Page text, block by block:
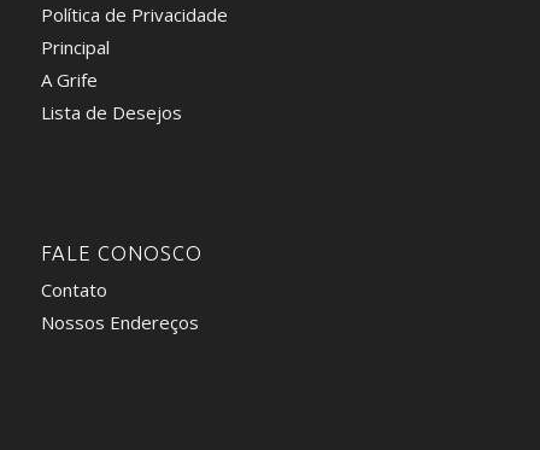
Política de Privacidade
Principal
A Grife
Lista de Desejos
FALE CONOSCO
Contato
Nossos Endereços